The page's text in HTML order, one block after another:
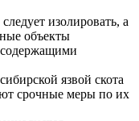
изолировать, а
объекты
язвой скота
срочные меры по их